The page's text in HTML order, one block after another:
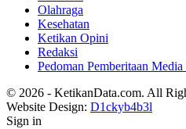
Olahraga
Kesehatan
Ketikan Opini
Redaksi
Pedoman Pemberitaan Media
© 2026 - KetikanData.com. All
Website Design: D1ckyb4b3l
Sign in